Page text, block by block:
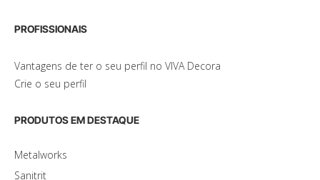
PROFISSIONAIS
Vantagens de ter o seu perfil no VIVA Decora
Crie o seu perfil
PRODUTOS EM DESTAQUE
Metalworks
Sanitrit